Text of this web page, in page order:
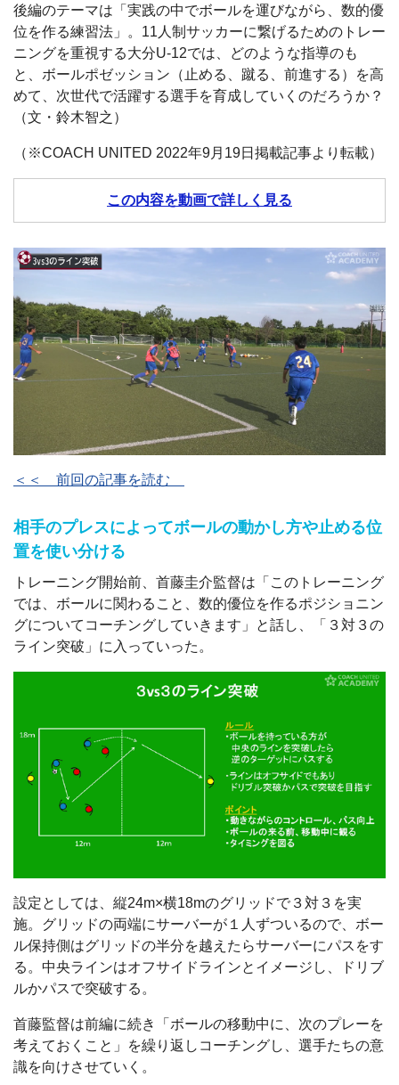
後編のテーマは「実践の中でボールを運びながら、数的優
位を作る練習法」。11人制サッカーに繋げるためのトレー
ニングを重視する大分U-12では、どのような指導のも
と、ボールポゼッション（止める、蹴る、前進する）を高
めて、次世代で活躍する選手を育成していくのだろうか？
（文・鈴木智之）
（※COACH UNITED 2022年9月19日掲載記事より転載）
この内容を動画で詳しく見る
＜＜ 前回の記事を読む
相手のプレスによってボールの動かし方や止める位
置を使い分ける
トレーニング開始前、首藤圭介監督は「このトレーニング
では、ボールに関わること、数的優位を作るポジショニン
グについてコーチングしていきます」と話し、「３対３の
ライン突破」に入っていった。
設定としては、縦24m×横18mのグリッドで３対３を実
施。グリッドの両端にサーバーが１人ずついるので、ボー
ル保持側はグリッドの半分を越えたらサーバーにパスをす
る。中央ラインはオフサイドラインとイメージし、ドリブ
ルかパスで突破する。
首藤監督は前編に続き「ボールの移動中に、次のプレーを
考えておくこと」を繰り返しコーチングし、選手たちの意
識を向けさせていく。